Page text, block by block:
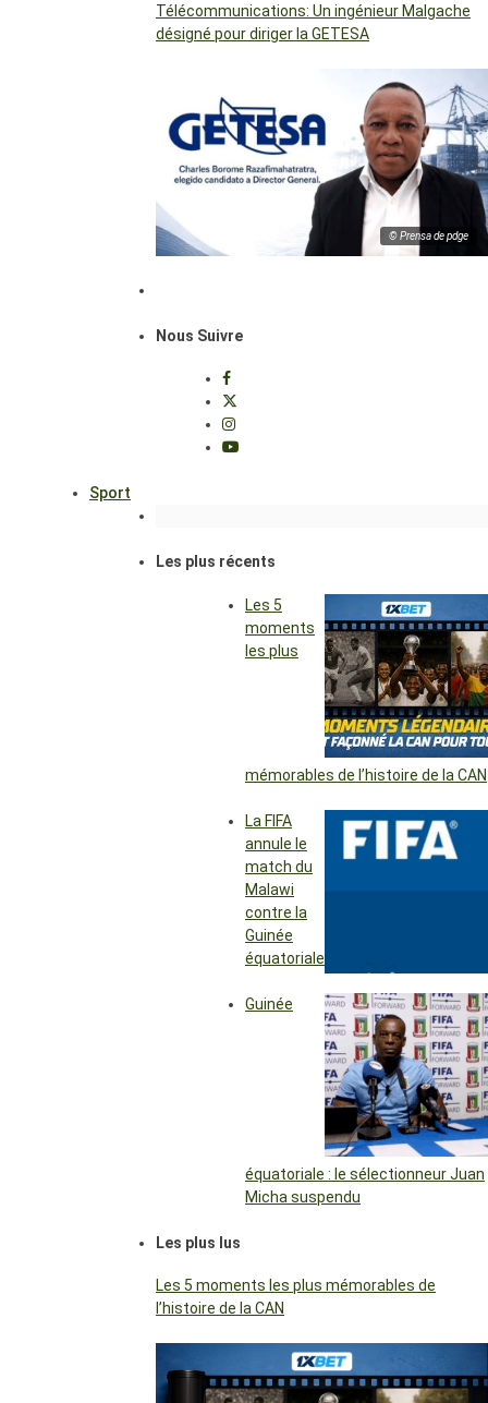
Télécommunications: Un ingénieur Malgache
désigné pour diriger la GETESA
© Prensa de pdge
Nous Suivre
Sport
Les plus récents
Les 5
moments
les plus
mémorables de l’histoire de la CAN
La FIFA
annule le
match du
Malawi
contre la
Guinée
équatoriale
Guinée
équatoriale : le sélectionneur Juan
Micha suspendu
Les plus lus
Les 5 moments les plus mémorables de
l’histoire de la CAN